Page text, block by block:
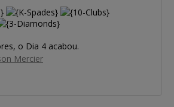
o Dia 4 acabou.
Mercier